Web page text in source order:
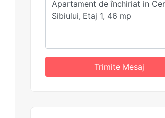
Trimite Mesaj